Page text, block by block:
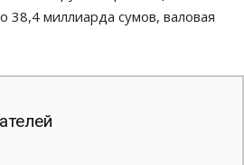
38,4 миллиарда сумов, валовая